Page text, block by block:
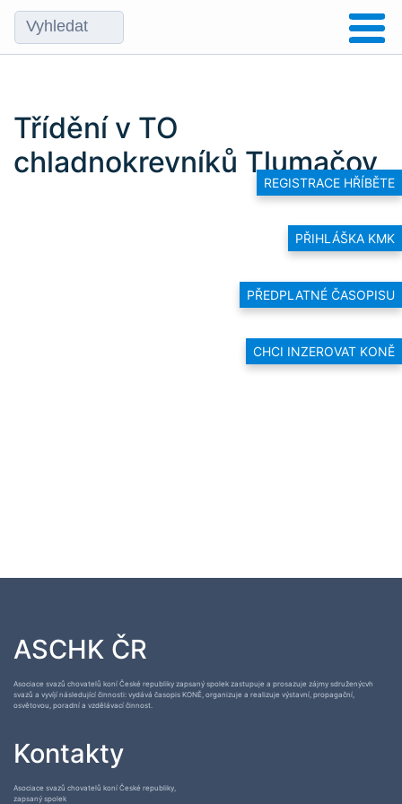
REGISTRACE HŘÍBĚTE
PŘIHLÁŠKA KMK
PŘEDPLATNÉ ČASOPISU
CHCI INZEROVAT KONĚ
Třídění v TO
chladnokrevníků Tlumačov
ASCHK ČR
Asociace svazů chovatelů koní České republiky zapsaný spolek zastupuje a prosazuje zájmy sdruženýcvh
svazů a vyvíjí následující činnosti: vydává časopis KONĚ, organizuje a realizuje výstavní, propagační,
osvětovou, poradní a vzdělávací činnost.
Kontakty
Asociace svazů chovatelů koní České republiky,
zapsaný spolek